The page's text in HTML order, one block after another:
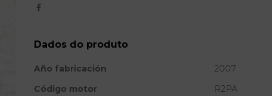
Dados do produto
Año fabricación
2007
Código motor
R2PA